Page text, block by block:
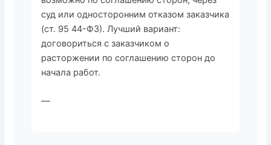
суд или односторонним отказом заказчика
(ст. 95 44-ФЗ). Лучший вариант:
договориться с заказчиком о
расторжении по соглашению сторон до
начала работ.
—